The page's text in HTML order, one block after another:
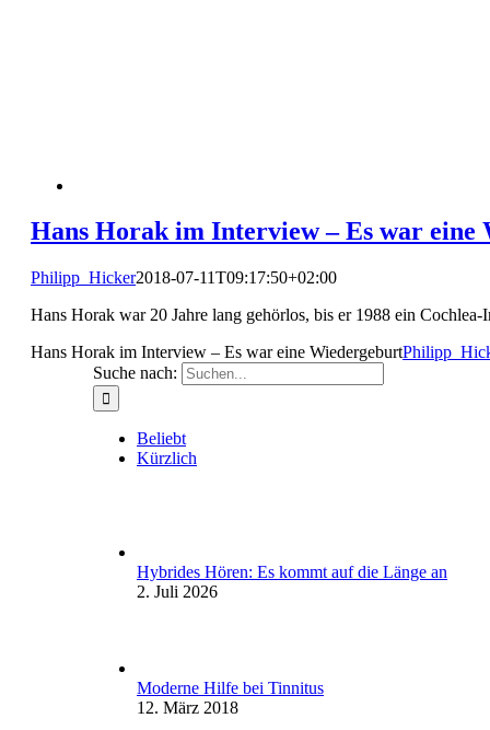
Hans Horak im Interview – Es war eine
Philipp_Hicker2018-07-11T09:17:50+02:00
Hans Horak war 20 Jahre lang gehörlos, bis er 1988 ein
Hans Horak im Interview – Es war eine Wiedergeburt
Suche nach:
Beliebt
Kürzlich
Hybrides Hören: Es kommt auf die Länge an
2. Juli 2026
Moderne Hilfe bei Tinnitus
12. März 2018